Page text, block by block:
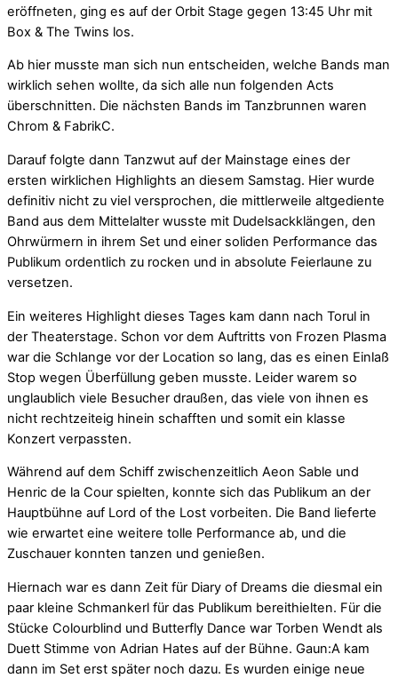
eröffneten, ging es auf der Orbit Stage gegen 13:45 Uhr mit
Box & The Twins los.
Ab hier musste man sich nun entscheiden, welche Bands man
wirklich sehen wollte, da sich alle nun folgenden Acts
überschnitten. Die nächsten Bands im Tanzbrunnen waren
Chrom & FabrikC.
Darauf folgte dann Tanzwut auf der Mainstage eines der
ersten wirklichen Highlights an diesem Samstag. Hier wurde
definitiv nicht zu viel versprochen, die mittlerweile altgediente
Band aus dem Mittelalter wusste mit Dudelsackklängen, den
Ohrwürmern in ihrem Set und einer soliden Performance das
Publikum ordentlich zu rocken und in absolute Feierlaune zu
versetzen.
Ein weiteres Highlight dieses Tages kam dann nach Torul in
der Theaterstage. Schon vor dem Auftritts von Frozen Plasma
war die Schlange vor der Location so lang, das es einen Einlaß
Stop wegen Überfüllung geben musste. Leider warem so
unglaublich viele Besucher draußen, das viele von ihnen es
nicht rechtzeiteig hinein schafften und somit ein klasse
Konzert verpassten.
Während auf dem Schiff zwischenzeitlich Aeon Sable und
Henric de la Cour spielten, konnte sich das Publikum an der
Hauptbühne auf Lord of the Lost vorbeiten. Die Band lieferte
wie erwartet eine weitere tolle Performance ab, und die
Zuschauer konnten tanzen und genießen.
Hiernach war es dann Zeit für Diary of Dreams die diesmal ein
paar kleine Schmankerl für das Publikum bereithielten. Für die
Stücke Colourblind und Butterfly Dance war Torben Wendt als
Duett Stimme von Adrian Hates auf der Bühne. Gaun:A kam
dann im Set erst später noch dazu. Es wurden einige neue